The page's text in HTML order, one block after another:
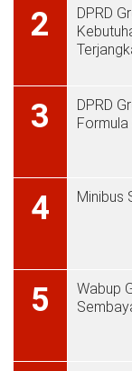
2
DPRD
3
DPRD
4 Minibus
5
Wabup